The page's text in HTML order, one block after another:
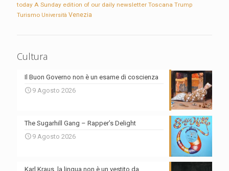
today A Sunday edition of our daily newsletter Toscana Trump
Turismo Università Venezia
Cultura
Il Buon Governo non è un esame di coscienza
9 Agosto 2026
The Sugarhill Gang – Rapper’s Delight
9 Agosto 2026
Karl Kraus, la lingua non è un vestito da